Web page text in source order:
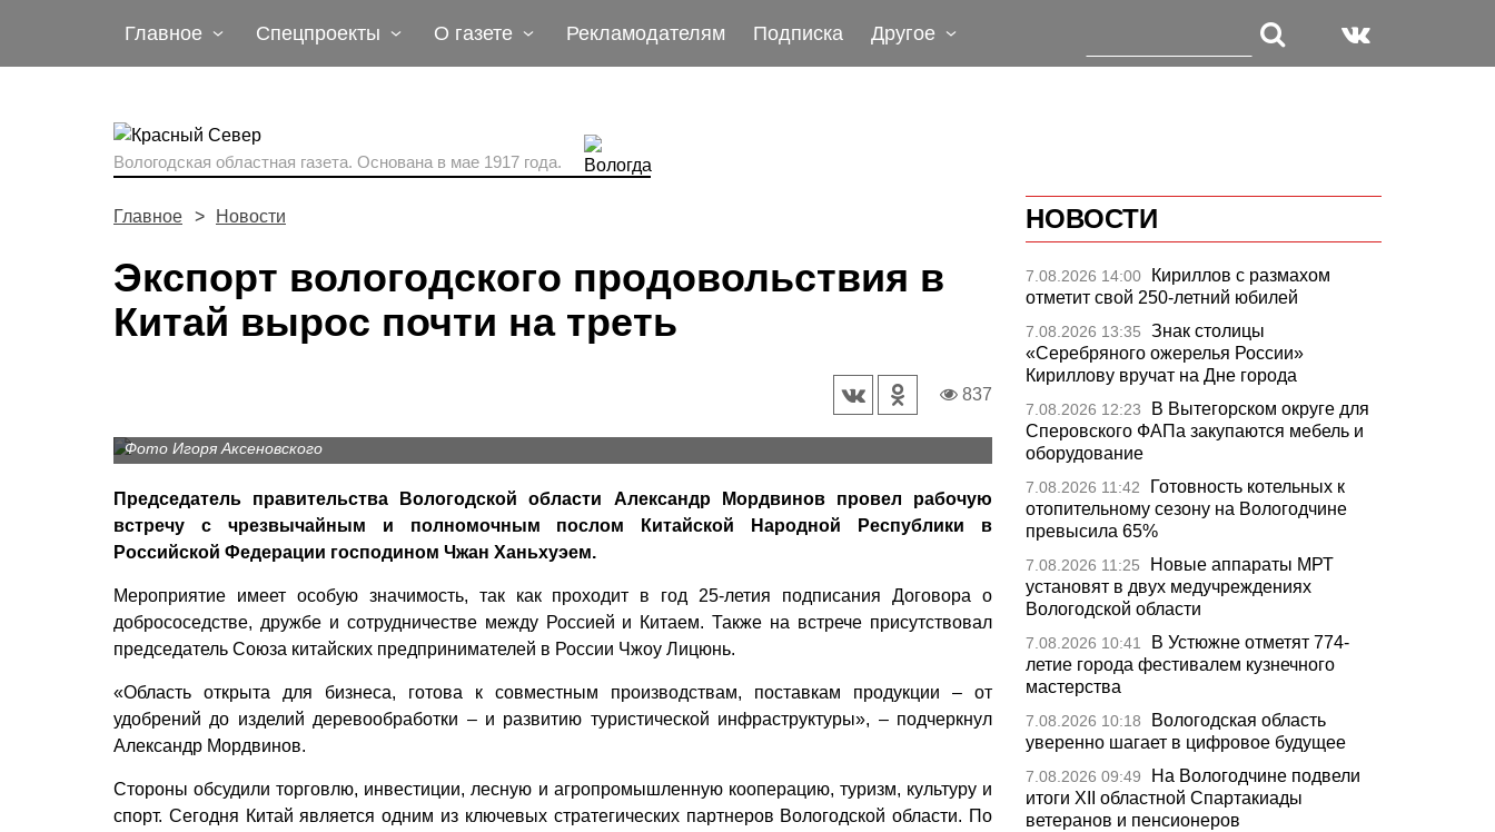
Главное Спецпроекты О газете Рекламодателям Подписка Другое
Вологодская областная газета. Основана в мае 1917 года.
Главное Новости
Экспорт вологодского продовольствия в
Китай вырос почти на треть
837
Фото Игоря Аксеновского
Председатель правительства Вологодской области Александр Мордвинов провел рабочую
встречу с чрезвычайным и полномочным послом Китайской Народной Республики в
Российской Федерации господином Чжан Ханьхуэем.
Мероприятие имеет особую значимость, так как проходит в год 25-летия подписания Договора о
добрососедстве, дружбе и сотрудничестве между Россией и Китаем. Также на встрече присутствовал
председатель Союза китайских предпринимателей в России Чжоу Лицюнь.
«Область открыта для бизнеса, готова к совместным производствам, поставкам продукции – от
удобрений до изделий деревообработки – и развитию туристической инфраструктуры», – подчеркнул
Александр Мордвинов.
Стороны обсудили торговлю, инвестиции, лесную и агропромышленную кооперацию, туризм, культуру и
спорт. Сегодня Китай является одним из ключевых стратегических партнеров Вологодской области. По
НОВОСТИ
7.08.2026 14:00
Кириллов с размахом
отметит свой 250-летний юбилей
7.08.2026 13:35
Знак столицы
«Серебряного ожерелья России»
Кириллову вручат на Дне города
7.08.2026 12:23
В Вытегорском округе для
Сперовского ФАПа закупаются мебель и
оборудование
7.08.2026 11:42
Готовность котельных к
отопительному сезону на Вологодчине
превысила 65%
7.08.2026 11:25
Новые аппараты МРТ
установят в двух медучреждениях
Вологодской области
7.08.2026 10:41
В Устюжне отметят 774-
летие города фестивалем кузнечного
мастерства
7.08.2026 10:18
Вологодская область
уверенно шагает в цифровое будущее
7.08.2026 09:49
На Вологодчине подвели
итоги XII областной Спартакиады
ветеранов и пенсионеров